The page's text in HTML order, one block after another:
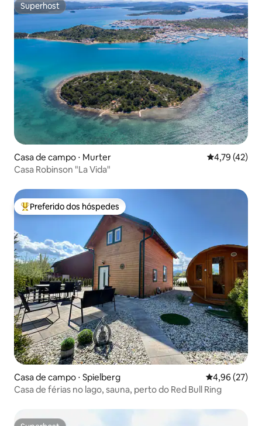
Superhost
Superhost
Casa de campo ⋅ Murter 4,79 de uma
4,79 (42)
Casa Robinson "La Vida"
Entre os melhores preferidos dos hóspedes
Preferido dos hóspedes
Casa de campo ⋅ Spielberg 4,96 de uma
4,96 (27)
Casa de férias no lago, sauna, perto do Red Bull Ring